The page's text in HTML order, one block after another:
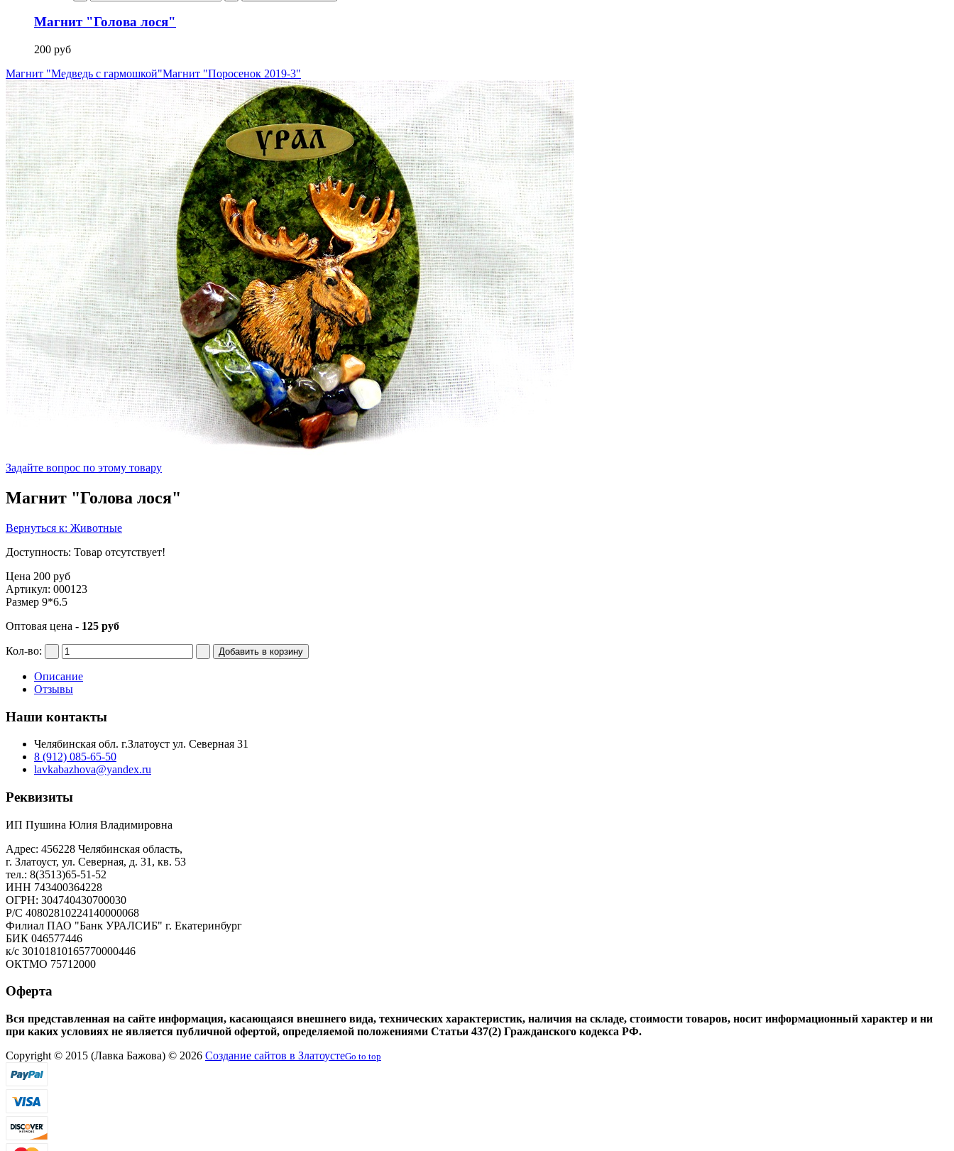
Магнит "Голова лося"
200 руб
Магнит "Медведь с гармошкой"Магнит "Поросенок 2019-3"
Задайте вопрос по этому товару
Магнит "Голова лося"
Вернуться к: Животные
Доступность: Товар отсутствует!
Цена 200 руб
Артикул: 000123
Размер 9*6.5
Оптовая цена - 125 руб
Кол-во:
Описание
Отзывы
Наши контакты
Челябинская обл. г.Златоуст ул. Северная 31
8 (912) 085-65-50
lavkabazhova@yandex.ru
Реквизиты
ИП Пушина Юлия Владимировна
Адрес: 456228 Челябинская область,
г. Златоуст, ул. Северная, д. 31, кв. 53
тел.: 8(3513)65-51-52
ИНН 743400364228
ОГРН: 304740430700030
Р/С 40802810224140000068
Филиал ПАО "Банк УРАЛСИБ" г. Екатеринбург
БИК 046577446
к/с 30101810165770000446
ОКТМО 75712000
Оферта
Вся представленная на сайте информация, касающаяся внешнего вида, технических характеристик, наличия на складе, стоимости товаров, носит информационный характер и ни
при каких условиях не является публичной офертой, определяемой положениями Статьи 437(2) Гражданского кодекса РФ.
Copyright © 2015 (Лавка Бажова) © 2026 Создание сайтов в ЗлатоустеGo to top